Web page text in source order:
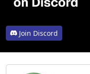
Join Discord